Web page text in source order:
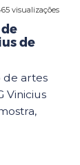
visualizações
de
de artes
Vinicius